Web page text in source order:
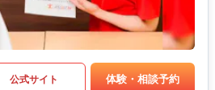
公式サイト 体験・相談予約